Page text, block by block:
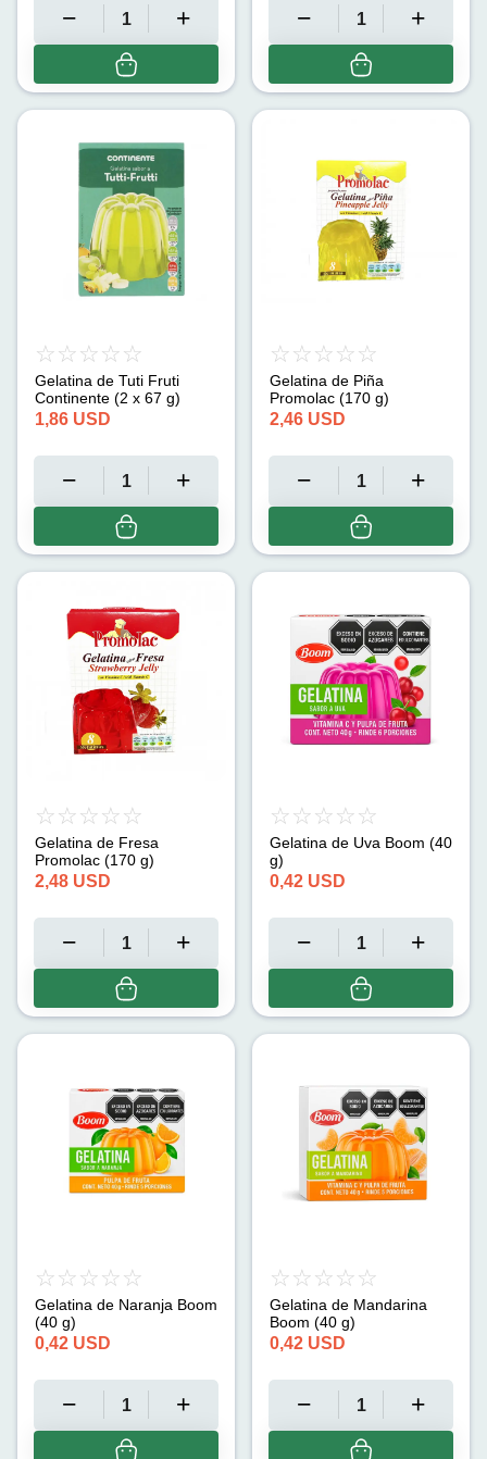
Gelatina de Tuti Fruti
Continente (2 x 67 g)
1,86 USD
Gelatina de Piña
Promolac (170 g)
2,46 USD
Gelatina de Fresa
Promolac (170 g)
2,48 USD
Gelatina de Uva Boom (40
g)
0,42 USD
Gelatina de Naranja Boom
(40 g)
0,42 USD
Gelatina de Mandarina
Boom (40 g)
0,42 USD